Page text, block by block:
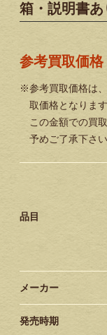
箱・説明書
参考買取価格
※参考買取価格は
取価格となります
この金額での買
予めご了承下さい
品目
メーカー
発売時期